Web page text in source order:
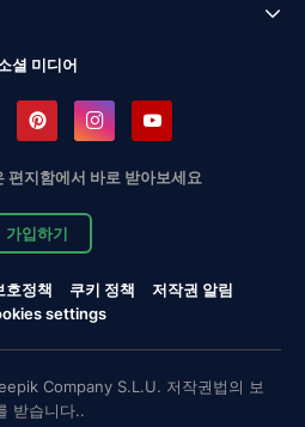
셜 미디어
편지함에서 바로 받아보세요
가입하기
호정책 쿠키 정책
저작권 알림
settings
Company S.L.U. 저작권법의 보
받습니다..